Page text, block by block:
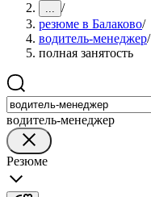
... /
резюме в Балаково/
водитель-менеджер/
полная занятость
водитель-менеджер
Резюме